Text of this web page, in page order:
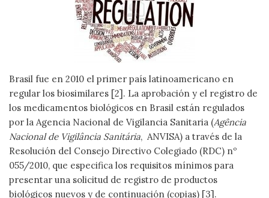
Brasil fue en 2010 el primer país latinoamericano en
regular los biosimilares [2]. La aprobación y el registro de
los medicamentos biológicos en Brasil están regulados
por la Agencia Nacional de Vigilancia Sanitaria (Agência
Nacional de Vigilância Sanitária, ANVISA) a través de la
Resolución del Consejo Directivo Colegiado (RDC) nº
055/2010, que especifica los requisitos mínimos para
presentar una solicitud de registro de productos
biológicos nuevos y de continuación (copias) [3].